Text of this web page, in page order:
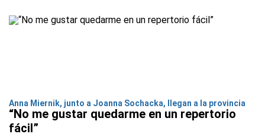
Anna Miernik, junto a Joanna Sochacka, llegan a la provincia
“No me gustar quedarme en un repertorio
fácil”